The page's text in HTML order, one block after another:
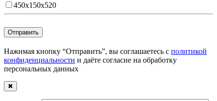
450х150х520
Нажимая кнопку “Отправить”, вы соглашаетесь с политикой
конфиденциальности и даёте согласие на обработку
персональных данных
✖